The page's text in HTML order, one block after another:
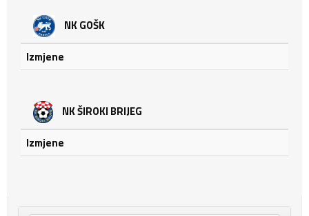
NK GOŠK
Izmjene
NK ŠIROKI BRIJEG
Izmjene